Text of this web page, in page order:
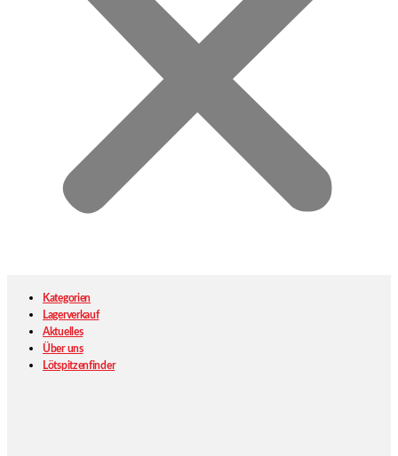
Kategorien
Lagerverkauf
Aktuelles
Über uns
Lötspitzenfinder